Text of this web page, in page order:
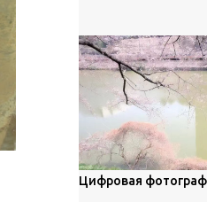
поверхностной
случае усиливается
отражение, что
искристости снега,
положения
солнца. Зеркальные
заметны при угле
и ниже; при более
художественные
был глубоко тронут
красотой масляной
мастеров.
Шервин
художника, заявив,
Харада сочетает в
Цифровая